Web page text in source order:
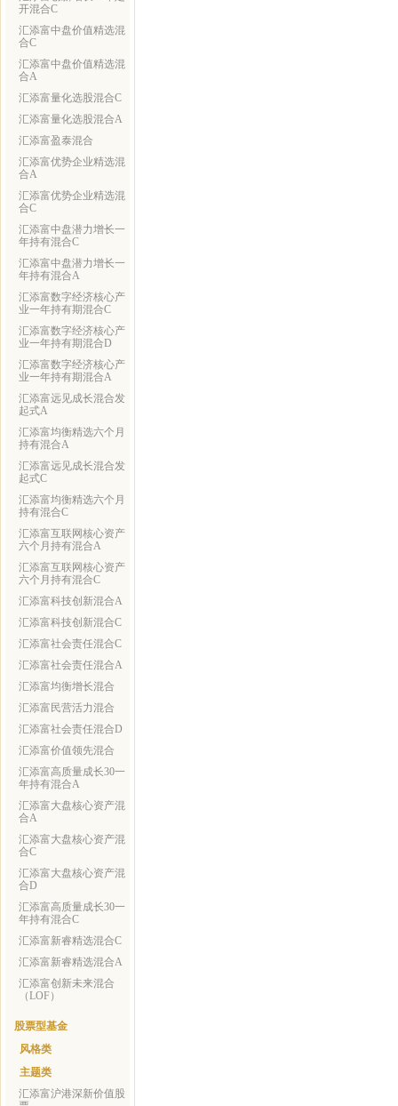
开混合C
汇添富中盘价值精选混
合C
汇添富中盘价值精选混
合A
汇添富量化选股混合C
汇添富量化选股混合A
汇添富盈泰混合
汇添富优势企业精选混
合A
汇添富优势企业精选混
合C
汇添富中盘潜力增长一
年持有混合C
汇添富中盘潜力增长一
年持有混合A
汇添富数字经济核心产
业一年持有期混合C
汇添富数字经济核心产
业一年持有期混合D
汇添富数字经济核心产
业一年持有期混合A
汇添富远见成长混合发
起式A
汇添富均衡精选六个月
持有混合A
汇添富远见成长混合发
起式C
汇添富均衡精选六个月
持有混合C
汇添富互联网核心资产
六个月持有混合A
汇添富互联网核心资产
六个月持有混合C
汇添富科技创新混合A
汇添富科技创新混合C
汇添富社会责任混合C
汇添富社会责任混合A
汇添富均衡增长混合
汇添富民营活力混合
汇添富社会责任混合D
汇添富价值领先混合
汇添富高质量成长30一
年持有混合A
汇添富大盘核心资产混
合A
汇添富大盘核心资产混
合C
汇添富大盘核心资产混
合D
汇添富高质量成长30一
年持有混合C
汇添富新睿精选混合C
汇添富新睿精选混合A
汇添富创新未来混合
（LOF）
股票型基金
风格类
主题类
汇添富沪港深新价值股